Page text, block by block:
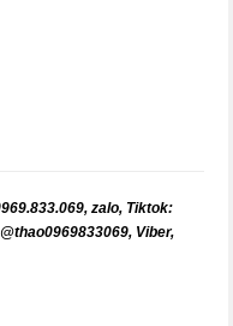
zalo, Tiktok:
Viber,